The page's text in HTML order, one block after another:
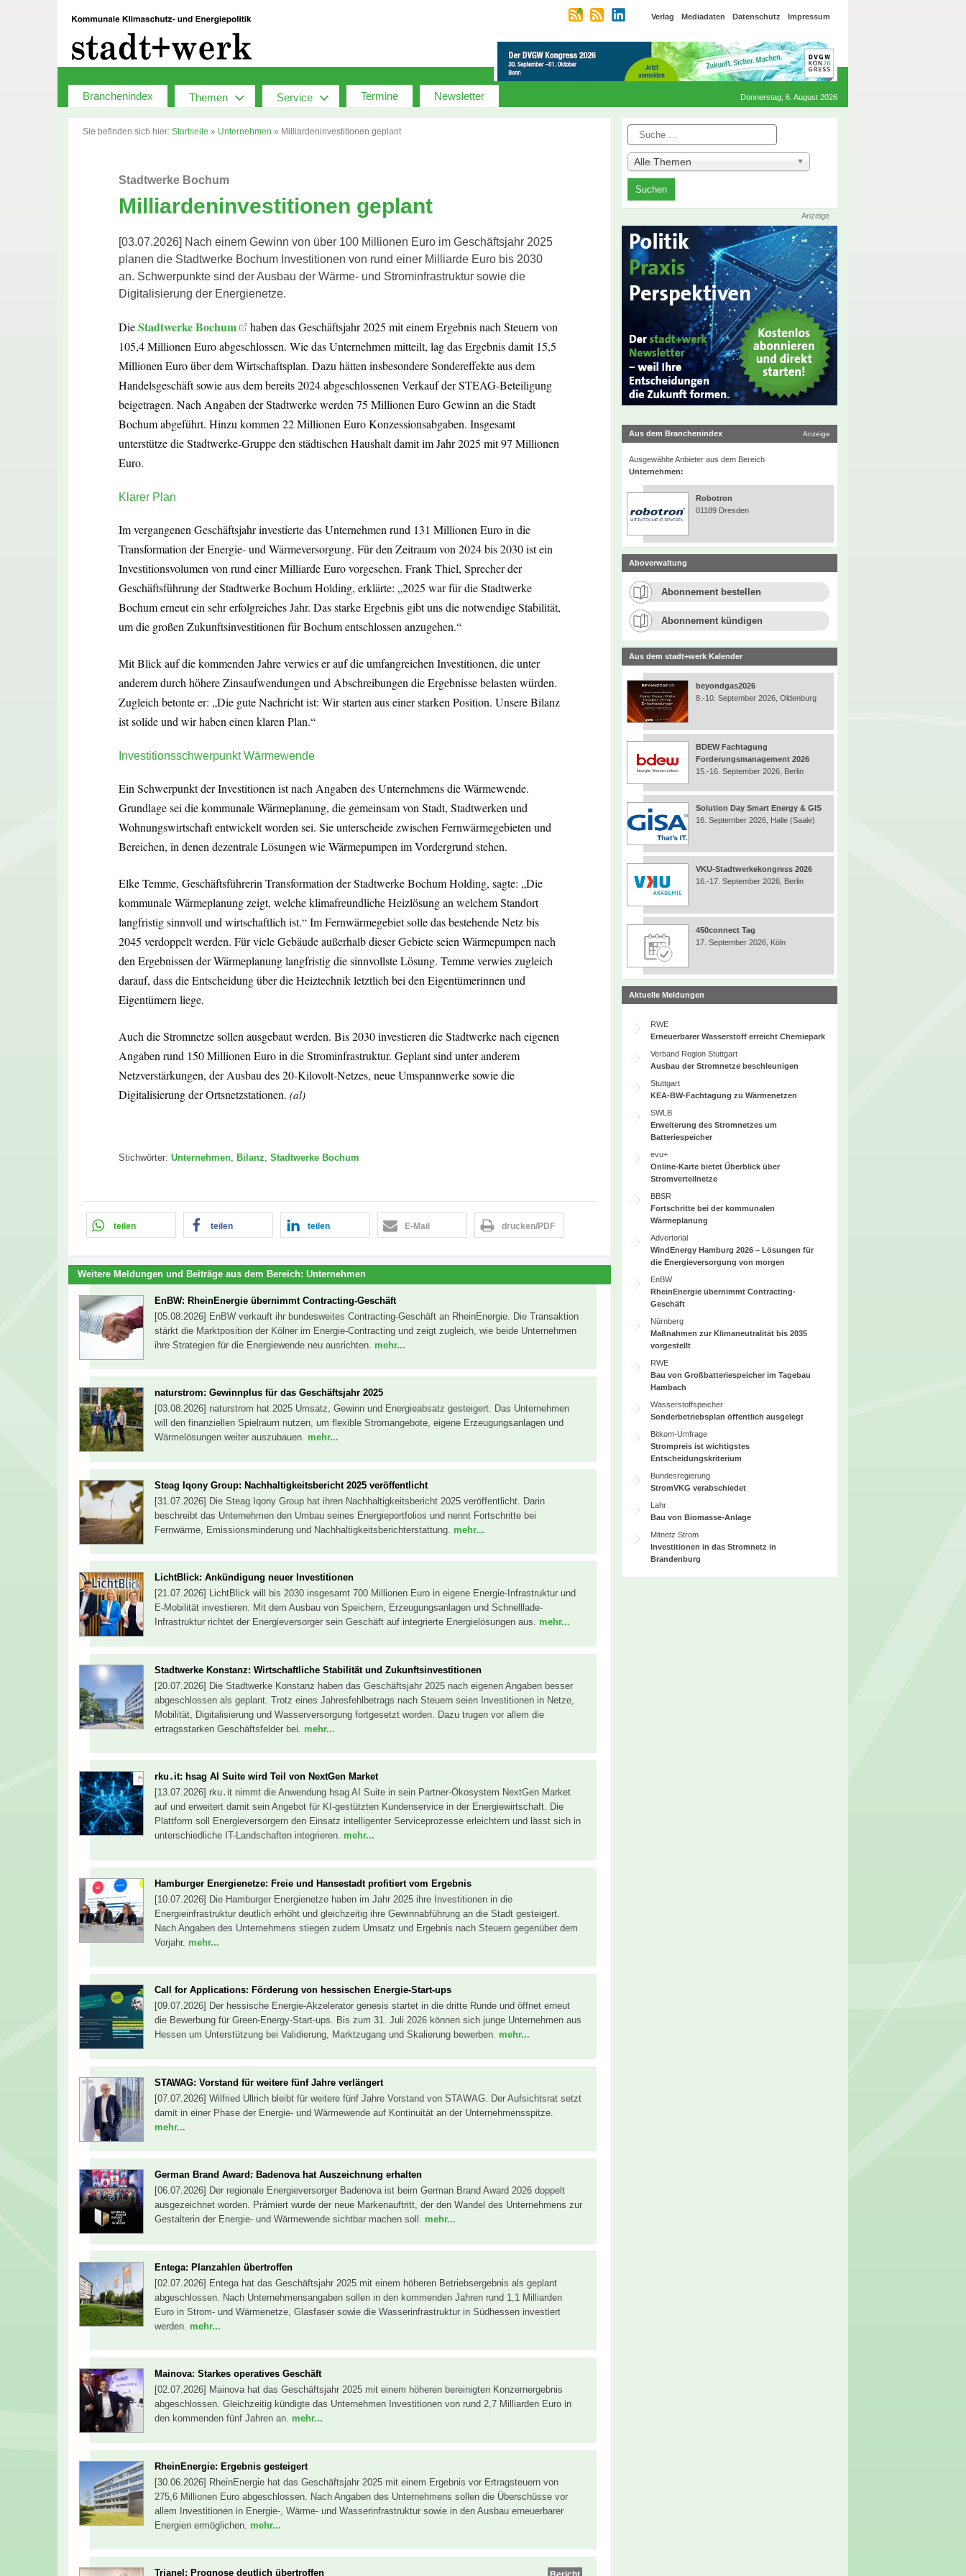
Verlag Mediadaten Datenschutz Impressum
Branchenindex Themen Service Termine Newsletter Donnerstag, 6. August 2026
Sie befinden sich hier: Startseite » Unternehmen » Milliardeninvestitionen geplant
Stadtwerke Bochum
Milliardeninvestitionen geplant
[03.07.2026] Nach einem Gewinn von über 100 Millionen Euro im Geschäftsjahr 2025
planen die Stadtwerke Bochum Investitionen von rund einer Milliarde Euro bis 2030
an. Schwerpunkte sind der Ausbau der Wärme- und Strominfrastruktur sowie die
Digitalisierung der Energienetze.
DieStadtwerke Bochum
haben das Geschäftsjahr 2025 mit einem Ergebnis nach Steuern von
105,4 Millionen Euro abgeschlossen. Wie das Unternehmen mitteilt, lag das Ergebnis damit 15,5
Millionen Euro über dem Wirtschaftsplan. Dazu hätten insbesondere Sondereffekte aus dem
Handelsgeschäft sowie aus dem bereits 2024 abgeschlossenen Verkauf der STEAG-Beteiligung
beigetragen. Nach Angaben der Stadtwerke werden 75 Millionen Euro Gewinn an die Stadt
Bochum abgeführt. Hinzu kommen 22 Millionen Euro Konzessionsabgaben. Insgesamt
unterstütze die Stadtwerke-Gruppe den städtischen Haushalt damit im Jahr 2025 mit 97 Millionen
Euro.
Klarer Plan
Im vergangenen Geschäftsjahr investierte das Unternehmen rund 131 Millionen Euro in die
Transformation der Energie- und Wärmeversorgung. Für den Zeitraum von 2024 bis 2030 ist ein
Investitionsvolumen von rund einer Milliarde Euro vorgesehen. Frank Thiel, Sprecher der
Geschäftsführung der Stadtwerke Bochum Holding, erklärte: „2025 war für die Stadtwerke
Bochum erneut ein sehr erfolgreiches Jahr. Das starke Ergebnis gibt uns die notwendige Stabilität,
um die großen Zukunftsinvestitionen für Bochum entschlossen anzugehen.“
Mit Blick auf die kommenden Jahre verwies er auf die umfangreichen Investitionen, die unter
anderem durch höhere Zinsaufwendungen und Abschreibungen die Ergebnisse belasten würden.
Zugleich betonte er: „Die gute Nachricht ist: Wir starten aus einer starken Position. Unsere Bilanz
ist solide und wir haben einen klaren Plan.“
Investitionsschwerpunkt Wärmewende
Ein Schwerpunkt der Investitionen ist nach Angaben des Unternehmens die Wärmewende.
Grundlage sei die kommunale Wärmeplanung, die gemeinsam von Stadt, Stadtwerken und
Wohnungswirtschaft entwickelt worden sei. Sie unterscheide zwischen Fernwärmegebieten und
Bereichen, in denen dezentrale Lösungen wie Wärmepumpen im Vordergrund stehen.
Elke Temme, Geschäftsführerin Transformation der Stadtwerke Bochum Holding, sagte: „Die
kommunale Wärmeplanung zeigt, welche klimafreundliche Heizlösung an welchem Standort
langfristig sinnvoll und wirtschaftlich ist.“ Im Fernwärmegebiet solle das bestehende Netz bis
2045 verdoppelt werden. Für viele Gebäude außerhalb dieser Gebiete seien Wärmepumpen nach
den Ergebnissen der Wärmeplanung langfristig die sinnvollste Lösung. Temme verwies zugleich
darauf, dass die Entscheidung über die Heiztechnik letztlich bei den Eigentümerinnen und
Eigentümern liege.
Auch die Stromnetze sollen ausgebaut werden. Bis 2030 investieren die Stadtwerke nach eigenen
Angaben rund 150 Millionen Euro in die Strominfrastruktur. Geplant sind unter anderem
Netzverstärkungen, der Ausbau des 20-Kilovolt-Netzes, neue Umspannwerke sowie die
Digitalisierung der Ortsnetzstationen. (al)
Stichwörter: Unternehmen, Bilanz, Stadtwerke Bochum
teilen teilen teilen E-Mail drucken/PDF
Weitere Meldungen und Beiträge aus dem Bereich: Unternehmen
EnBW: RheinEnergie übernimmt Contracting-Geschäft
[05.08.2026] EnBW verkauft ihr bundesweites Contracting-Geschäft an RheinEnergie. Die Transaktion
stärkt die Marktposition der Kölner im Energie-Contracting und zeigt zugleich, wie beide Unternehmen
ihre Strategien für die Energiewende neu ausrichten. mehr...
naturstrom: Gewinnplus für das Geschäftsjahr 2025
[03.08.2026] naturstrom hat 2025 Umsatz, Gewinn und Energieabsatz gesteigert. Das Unternehmen
will den finanziellen Spielraum nutzen, um flexible Stromangebote, eigene Erzeugungsanlagen und
Wärmelösungen weiter auszubauen. mehr...
Steag Iqony Group: Nachhaltigkeitsbericht 2025 veröffentlicht
[31.07.2026] Die Steag Iqony Group hat ihren Nachhaltigkeitsbericht 2025 veröffentlicht. Darin
beschreibt das Unternehmen den Umbau seines Energieportfolios und nennt Fortschritte bei
Fernwärme, Emissionsminderung und Nachhaltigkeitsberichterstattung. mehr...
LichtBlick: Ankündigung neuer Investitionen
[21.07.2026] LichtBlick will bis 2030 insgesamt 700 Millionen Euro in eigene Energie-Infrastruktur und
E-Mobilität investieren. Mit dem Ausbau von Speichern, Erzeugungsanlagen und Schnelllade-
Infrastruktur richtet der Energieversorger sein Geschäft auf integrierte Energielösungen aus. mehr...
Stadtwerke Konstanz: Wirtschaftliche Stabilität und Zukunftsinvestitionen
[20.07.2026] Die Stadtwerke Konstanz haben das Geschäftsjahr 2025 nach eigenen Angaben besser
abgeschlossen als geplant. Trotz eines Jahresfehlbetrags nach Steuern seien Investitionen in Netze,
Mobilität, Digitalisierung und Wasserversorgung fortgesetzt worden. Dazu trugen vor allem die
ertragsstarken Geschäftsfelder bei. mehr...
rku․it: hsag AI Suite wird Teil von NextGen Market
[13.07.2026] rku․it nimmt die Anwendung hsag AI Suite in sein Partner-Ökosystem NextGen Market
auf und erweitert damit sein Angebot für KI-gestützten Kundenservice in der Energiewirtschaft. Die
Plattform soll Energieversorgern den Einsatz intelligenter Serviceprozesse erleichtern und lässt sich in
unterschiedliche IT-Landschaften integrieren. mehr...
Hamburger Energienetze: Freie und Hansestadt profitiert vom Ergebnis
[10.07.2026] Die Hamburger Energienetze haben im Jahr 2025 ihre Investitionen in die
Energieinfrastruktur deutlich erhöht und gleichzeitig ihre Gewinnabführung an die Stadt gesteigert.
Nach Angaben des Unternehmens stiegen zudem Umsatz und Ergebnis nach Steuern gegenüber dem
Vorjahr. mehr...
Call for Applications: Förderung von hessischen Energie-Start-ups
[09.07.2026] Der hessische Energie-Akzelerator genesis startet in die dritte Runde und öffnet erneut
die Bewerbung für Green-Energy-Start-ups. Bis zum 31. Juli 2026 können sich junge Unternehmen aus
Hessen um Unterstützung bei Validierung, Marktzugang und Skalierung bewerben. mehr...
STAWAG: Vorstand für weitere fünf Jahre verlängert
[07.07.2026] Wilfried Ullrich bleibt für weitere fünf Jahre Vorstand von STAWAG. Der Aufsichtsrat setzt
damit in einer Phase der Energie- und Wärmewende auf Kontinuität an der Unternehmensspitze.
mehr...
German Brand Award: Badenova hat Auszeichnung erhalten
[06.07.2026] Der regionale Energieversorger Badenova ist beim German Brand Award 2026 doppelt
ausgezeichnet worden. Prämiert wurde der neue Markenauftritt, der den Wandel des Unternehmens zur
Gestalterin der Energie- und Wärmewende sichtbar machen soll. mehr...
Entega: Planzahlen übertroffen
[02.07.2026] Entega hat das Geschäftsjahr 2025 mit einem höheren Betriebsergebnis als geplant
abgeschlossen. Nach Unternehmensangaben sollen in den kommenden Jahren rund 1,1 Milliarden
Euro in Strom- und Wärmenetze, Glasfaser sowie die Wasserinfrastruktur in Südhessen investiert
werden. mehr...
Mainova: Starkes operatives Geschäft
[02.07.2026] Mainova hat das Geschäftsjahr 2025 mit einem höheren bereinigten Konzernergebnis
abgeschlossen. Gleichzeitig kündigte das Unternehmen Investitionen von rund 2,7 Milliarden Euro in
den kommenden fünf Jahren an. mehr...
RheinEnergie: Ergebnis gesteigert
[30.06.2026] RheinEnergie hat das Geschäftsjahr 2025 mit einem Ergebnis vor Ertragsteuern von
275,6 Millionen Euro abgeschlossen. Nach Angaben des Unternehmens sollen die Überschüsse vor
allem Investitionen in Energie-, Wärme- und Wasserinfrastruktur sowie in den Ausbau erneuerbarer
Energien ermöglichen. mehr...
Trianel: Prognose deutlich übertroffen
Suche
Alle Themen
Anzeige
Aus dem Branchenindex Anzeige
Ausgewählte Anbieter aus dem Bereich
Unternehmen:
Robotron
01189 Dresden
Aboverwaltung
Abonnement bestellen
Abonnement kündigen
Aus dem stadt+werk Kalender
beyondgas2026
8.-10. September 2026, Oldenburg
BDEW Fachtagung
Forderungsmanagement 2026
15.-16. September 2026, Berlin
Solution Day Smart Energy & GIS
16. September 2026, Halle (Saale)
VKU-Stadtwerkekongress 2026
16.-17. September 2026, Berlin
450connect Tag
17. September 2026, Köln
Aktuelle Meldungen
RWE
Erneuerbarer Wasserstoff erreicht Chemiepark
Verband Region Stuttgart
Ausbau der Stromnetze beschleunigen
Stuttgart
KEA-BW-Fachtagung zu Wärmenetzen
SWLB
Erweiterung des Stromnetzes um
Batteriespeicher
evu+
Online-Karte bietet Überblick über
Stromverteilnetze
BBSR
Fortschritte bei der kommunalen
Wärmeplanung
Advertorial
WindEnergy Hamburg 2026 – Lösungen für
die Energieversorgung von morgen
EnBW
RheinEnergie übernimmt Contracting-
Geschäft
Nürnberg
Maßnahmen zur Klimaneutralität bis 2035
vorgestellt
RWE
Bau von Großbatteriespeicher im Tagebau
Hambach
Wasserstoffspeicher
Sonderbetriebsplan öffentlich ausgelegt
Bitkom-Umfrage
Strompreis ist wichtigstes
Entscheidungskriterium
Bundesregierung
StromVKG verabschiedet
Lahr
Bau von Biomasse-Anlage
Mitnetz Strom
Investitionen in das Stromnetz in
Brandenburg